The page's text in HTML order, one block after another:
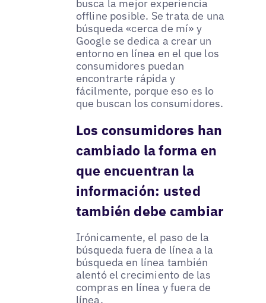
busca la mejor experiencia
offline posible. Se trata de una
búsqueda «cerca de mí» y
Google se dedica a crear un
entorno en línea en el que los
consumidores puedan
encontrarte rápida y
fácilmente, porque eso es lo
que buscan los consumidores.
Los consumidores han
cambiado la forma en
que encuentran la
información: usted
también debe cambiar
Irónicamente, el paso de la
búsqueda fuera de línea a la
búsqueda en línea también
alentó el crecimiento de las
compras en línea y fuera de
línea.